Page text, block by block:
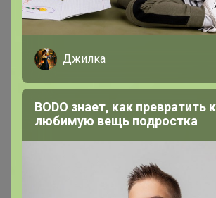
18 ноября, 2021 15:47
бы отказаться.
Джилка
BODO знает, как превратить
любимую вещь подростка